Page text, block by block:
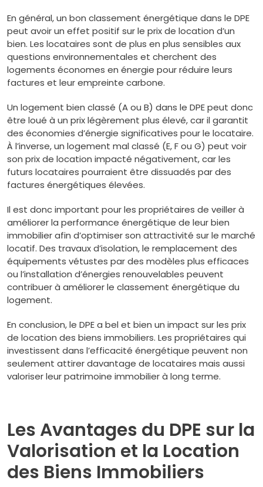
En général, un bon classement énergétique dans le DPE
peut avoir un effet positif sur le prix de location d’un
bien. Les locataires sont de plus en plus sensibles aux
questions environnementales et cherchent des
logements économes en énergie pour réduire leurs
factures et leur empreinte carbone.
Un logement bien classé (A ou B) dans le DPE peut donc
être loué à un prix légèrement plus élevé, car il garantit
des économies d’énergie significatives pour le locataire.
À l’inverse, un logement mal classé (E, F ou G) peut voir
son prix de location impacté négativement, car les
futurs locataires pourraient être dissuadés par des
factures énergétiques élevées.
Il est donc important pour les propriétaires de veiller à
améliorer la performance énergétique de leur bien
immobilier afin d’optimiser son attractivité sur le marché
locatif. Des travaux d’isolation, le remplacement des
équipements vétustes par des modèles plus efficaces
ou l’installation d’énergies renouvelables peuvent
contribuer à améliorer le classement énergétique du
logement.
En conclusion, le DPE a bel et bien un impact sur les prix
de location des biens immobiliers. Les propriétaires qui
investissent dans l’efficacité énergétique peuvent non
seulement attirer davantage de locataires mais aussi
valoriser leur patrimoine immobilier à long terme.
Les Avantages du DPE sur la
Valorisation et la Location
des Biens Immobiliers